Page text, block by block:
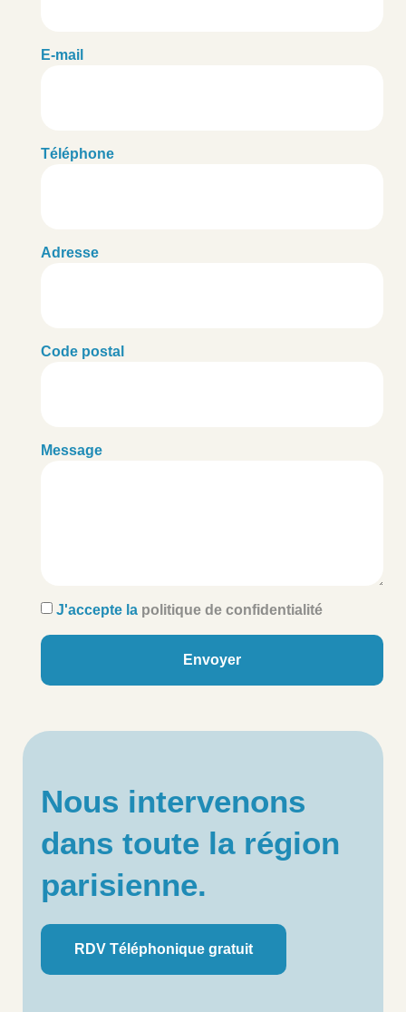
E-mail
Téléphone
Adresse
Code postal
Message
J'accepte la politique de confidentialité
Envoyer
Nous intervenons
dans toute la région
parisienne.
RDV Téléphonique gratuit